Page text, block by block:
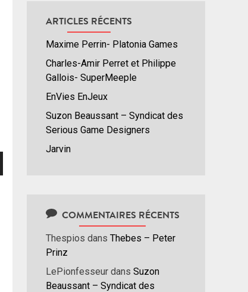
ARTICLES RÉCENTS
Maxime Perrin- Platonia Games
Charles-Amir Perret et Philippe
Gallois- SuperMeeple
EnVies EnJeux
Suzon Beaussant – Syndicat des
Serious Game Designers
Jarvin
COMMENTAIRES RÉCENTS
Thespios dans Thebes – Peter
Prinz
LePionfesseur dans Suzon
Beaussant – Syndicat des